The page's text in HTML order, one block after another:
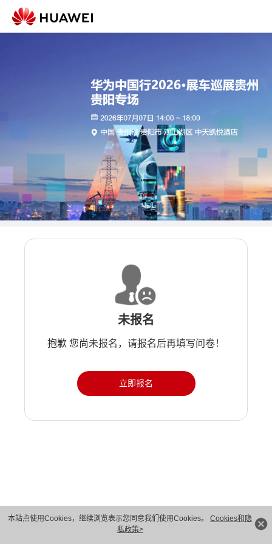
本站点使用Cookies，继续浏览表示您同意我们使用Cookies。 Cookies和隐
私政策>
未报名
抱歉 您尚未报名，请报名后再填写问卷！
立即报名
版权所有 © 华为技术有限公司 1998-2026。 保留一切权利。粤A2-20044005号
隐私保护
法律声明